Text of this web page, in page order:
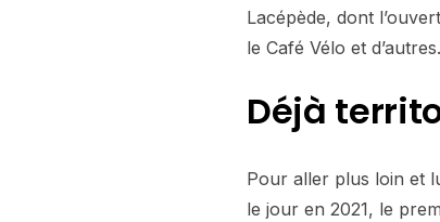
Lacépède, dont
le Café Vélo et
Déjà
Pour aller plus loin et
le jour en 2021, le